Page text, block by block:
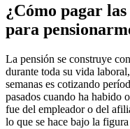
¿Cómo pagar
para
La pensión se construye
durante toda su vida
semanas es cotizando
pasados cuando ha habido
fue del empleador o del
lo que se hace bajo la